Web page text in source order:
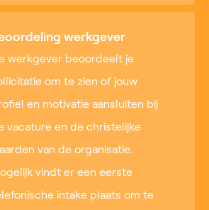
werkgever
werkgever beoordeelt je
om te zien of jouw
en motivatie aansluiten bij
vacature en de christelijke
van de organisatie.
vindt er een eerste
intake plaats om te